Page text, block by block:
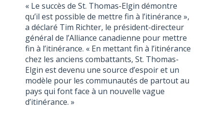
« Le succès de St. Thomas-Elgin démontre
qu’il est possible de mettre fin à l’itinérance »,
a déclaré Tim Richter, le président-directeur
général de l’Alliance canadienne pour mettre
fin à l’itinérance. « En mettant fin à l’itinérance
chez les anciens combattants, St. Thomas-
Elgin est devenu une source d’espoir et un
modèle pour les communautés de partout au
pays qui font face à un nouvelle vague
d’itinérance. »